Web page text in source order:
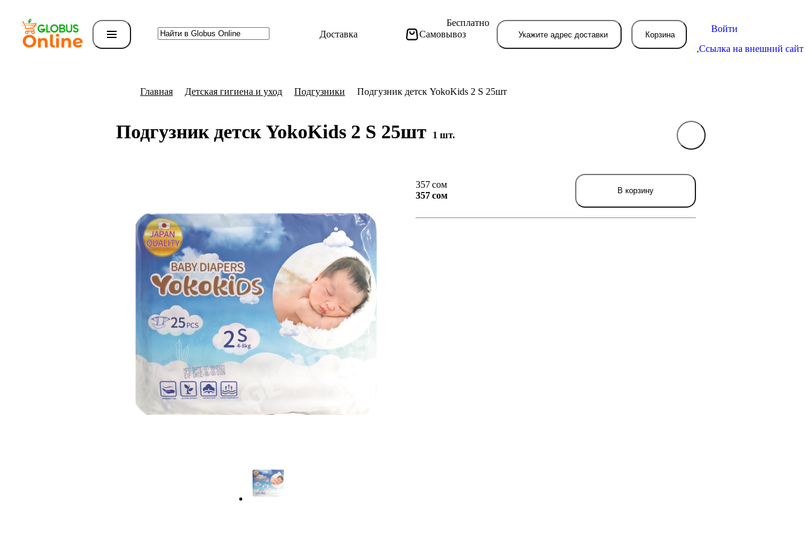
Доставка Самовывоз
Бесплатно
Укажите адрес доставки Корзина
Войти
,Ссылка на внешний сайт
Главная Детская гигиена и уход Подгузники Подгузник детск YokoKids 2 S 25шт
Подгузник детск YokoKids 2 S 25шт 1 шт.
357 сом
357 сом
В корзину
Тут появятся товары, которые вы закажете.